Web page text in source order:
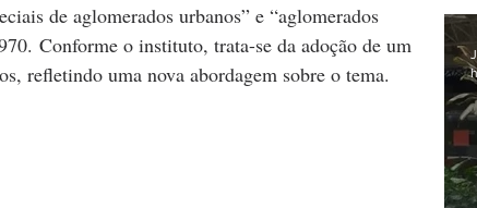
de aglomerados urbanos” e “aglomerados
Conforme o instituto, trata-se da adoção de um
refletindo uma nova abordagem sobre o tema.